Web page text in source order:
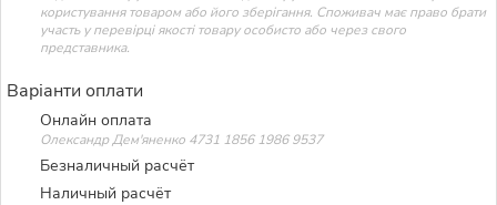
користування товаром або його зберігання. Споживач має право брати
участь у перевірці якості товару особисто або через свого
представника.
Варіанти оплати
Онлайн оплата
Олександр Дем'яненко 4731 1856 1986 9537
Безналичный расчёт
Наличный расчёт